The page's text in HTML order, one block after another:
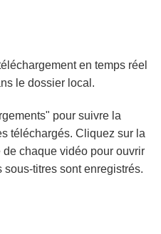
en temps réel
le dossier local.
pour suivre la
téléchargés. Cliquez sur la
chaque vidéo pour ouvrir
sous-titres sont enregistrés.